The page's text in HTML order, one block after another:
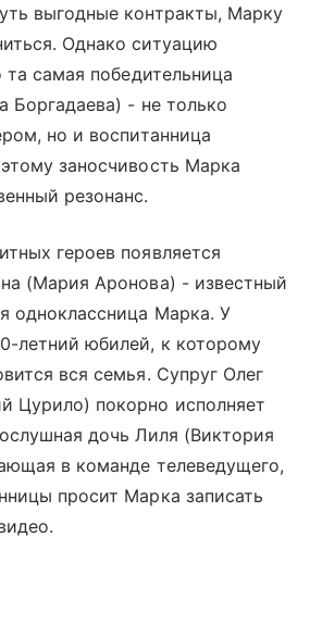
выгодные контракты, Марку
Однако ситуацию
та самая победительница
Боргадаева) - не только
но и воспитанница
заносчивость Марка
резонанс.
героев появляется
(Мария Аронова) - известный
одноклассница Марка. У
летний юбилей, к которому
вся семья. Супруг Олег
Цурило) покорно исполняет
дочь Лиля (Виктория
в команде телеведущего,
просит Марка записать